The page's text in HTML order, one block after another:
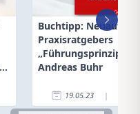
Buchtipp:
Praxisratgebers
Andreas Buhr
19.05.23 |